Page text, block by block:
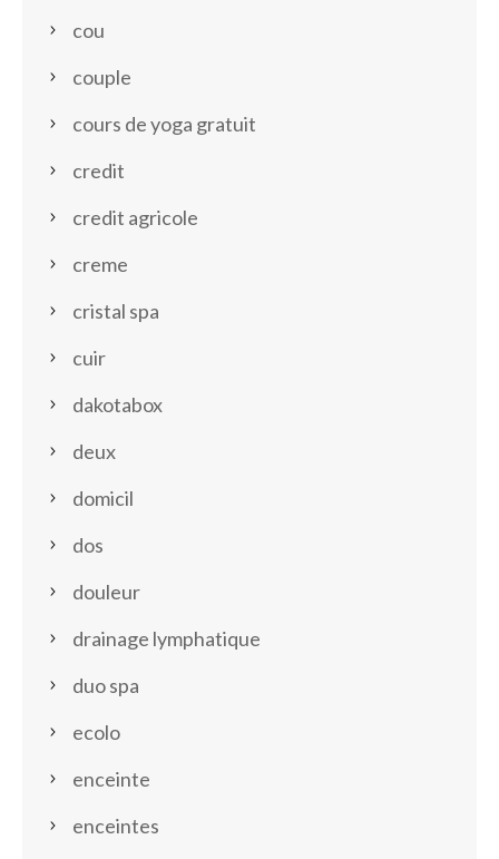
cou
couple
cours de yoga gratuit
credit
credit agricole
creme
cristal spa
cuir
dakotabox
deux
domicil
dos
douleur
drainage lymphatique
duo spa
ecolo
enceinte
enceintes